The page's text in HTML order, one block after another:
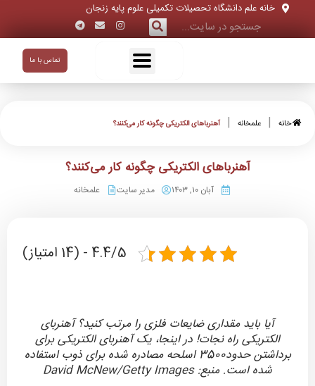
خانه علم دانشگاه تحصیلات تکمیلی علوم پایه زنجان
تماس با ما
خانه | علمخانه | آهنرباهای الکتریکی چگونه کار می‌کنند؟
آهنرباهای الکتریکی چگونه کار می‌کنند؟
آبان ۱۰, ۱۴۰۳ مدیر سایت علمخانه
4.4/5 - (14 امتیاز)
آیا باید مقداری ضایعات فلزی را مرتب کنید؟ آهنربای
الکتریکی راه نجات! در اینجا، یک آهنربای الکتریکی برای
برداشتن حدود3500 اسلحه مصادره شده برای ذوب استفاده
شده است. منبع: David McNew/Getty Images